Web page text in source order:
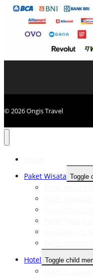
© 2026 Ongis Travel
Paket Wisata Toggle
Hotel Toggle child